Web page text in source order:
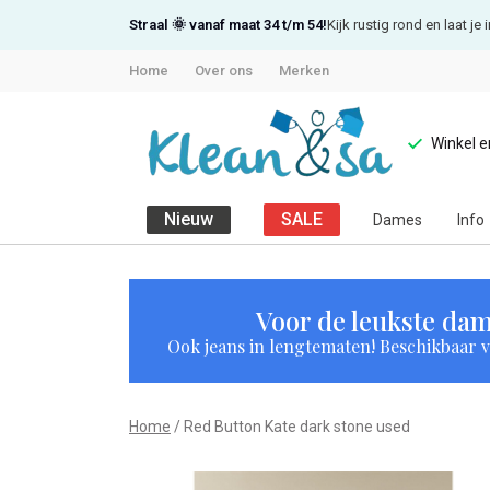
Straal 🌞 vanaf maat 34 t/m 54!Kijk rustig rond en laat je
Home Over ons Merken
Winkel
Nieuw SALE Dames Info
Voor de leukste
Ook jeans in lengtematen! Beschikbaar
Home Red Button Kate dark stone used